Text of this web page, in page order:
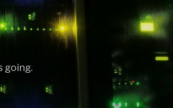
going.